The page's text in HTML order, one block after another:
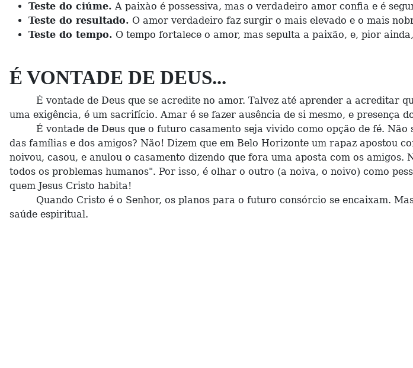
Teste do ciúme. A paixào é possessiva, mas o verdadeiro amor confia e é
Teste do resultado. O amor verdadeiro faz surgir o mais elevado e o mais
Teste do tempo. O tempo fortalece o amor, mas sepulta a paixão, e, pior
É VONTADE DE DEUS...
É vontade de Deus que se acredite no amor. Talvez até aprender a acreditar
uma exigência, é um sacrifício. Amar é se fazer ausência de si mesmo, e presença
É vontade de Deus que o futuro casamento seja vivido como opção de fé. Não
das famílias e dos amigos? Não! Dizem que em Belo Horizonte um rapaz apostou
noivou, casou, e anulou o casamento dizendo que fora uma aposta com os
todos os problemas humanos". Por isso, é olhar o outro (a noiva, o noivo) como
quem Jesus Cristo habita!
Quando Cristo é o Senhor, os planos para o futuro consórcio se encaixam.
saúde espiritual.